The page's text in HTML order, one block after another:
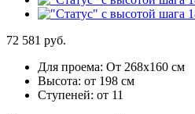
72 581 руб.
Для проема: От 268х160 см
Высота: от 198 см
Ступеней: от 11